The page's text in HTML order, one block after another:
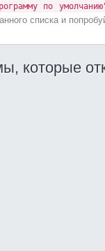
по
списка и
которые